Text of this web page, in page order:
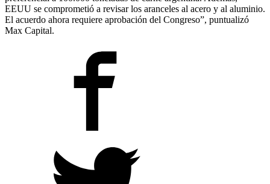
EEUU se comprometió a revisar los aranceles al acero y al aluminio.
El acuerdo ahora requiere aprobación del Congreso”, puntualizó
Max Capital.